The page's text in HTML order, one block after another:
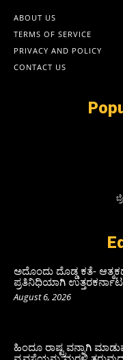
ABOUT US
TERMS OF SERVICE
PRIVACY AND POLICY
CONTACT US
ಅದೊಂದು ದೊಡ್ಡ ಕತೆ-
ಪ್ರತಿನಿಧಿಯಾಗಿ
August 6, 2026
ಹಿಂದೂ ರಾಷ್ಟ್ರವನ್ನಾಗಿ